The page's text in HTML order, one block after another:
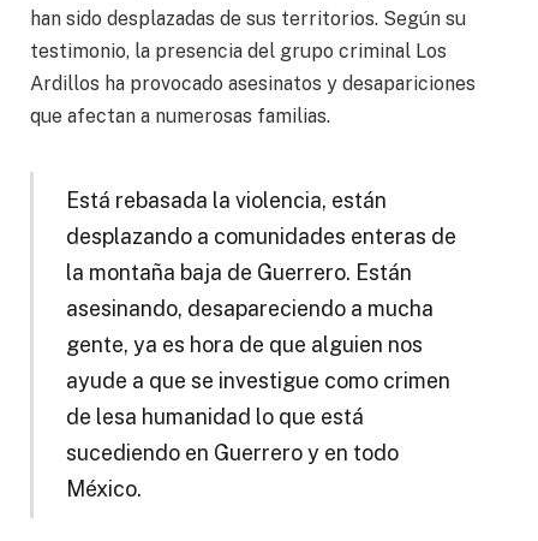
han sido desplazadas de sus territorios. Según su
testimonio, la presencia del grupo criminal Los
Ardillos ha provocado asesinatos y desapariciones
que afectan a numerosas familias.
Está rebasada la violencia, están
desplazando a comunidades enteras de
la montaña baja de Guerrero. Están
asesinando, desapareciendo a mucha
gente, ya es hora de que alguien nos
ayude a que se investigue como crimen
de lesa humanidad lo que está
sucediendo en Guerrero y en todo
México.